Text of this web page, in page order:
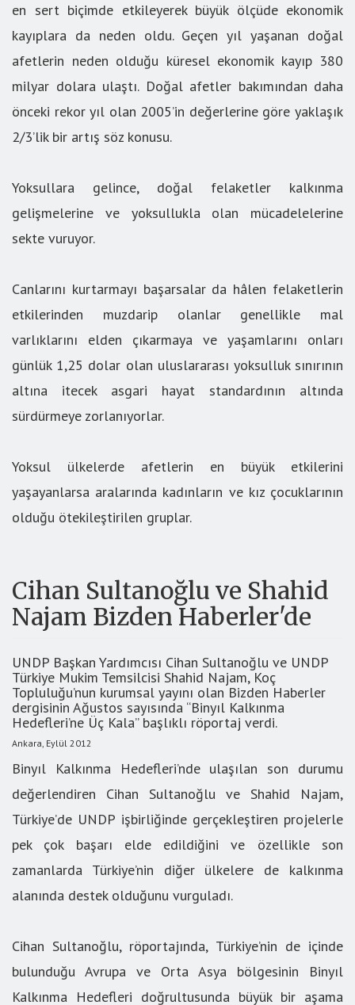
en sert biçimde etkileyerek büyük ölçüde ekonomik
kayıplara da neden oldu. Geçen yıl yaşanan doğal
afetlerin neden olduğu küresel ekonomik kayıp 380
milyar dolara ulaştı. Doğal afetler bakımından daha
önceki rekor yıl olan 2005’in değerlerine göre yaklaşık
2/3’lik bir artış söz konusu.
Yoksullara gelince, doğal felaketler kalkınma
gelişmelerine ve yoksullukla olan mücadelelerine
sekte vuruyor.
Canlarını kurtarmayı başarsalar da hâlen felaketlerin
etkilerinden muzdarip olanlar genellikle mal
varlıklarını elden çıkarmaya ve yaşamlarını onları
günlük 1,25 dolar olan uluslararası yoksulluk sınırının
altına itecek asgari hayat standardının altında
sürdürmeye zorlanıyorlar.
Yoksul ülkelerde afetlerin en büyük etkilerini
yaşayanlarsa aralarında kadınların ve kız çocuklarının
olduğu ötekileştirilen gruplar.
Cihan Sultanoğlu ve Shahid
Najam Bizden Haberler'de
UNDP Başkan Yardımcısı Cihan Sultanoğlu ve UNDP
Türkiye Mukim Temsilcisi Shahid Najam, Koç
Topluluğu’nun kurumsal yayını olan Bizden Haberler
dergisinin Ağustos sayısında “Binyıl Kalkınma
Hedefleri’ne Üç Kala” başlıklı röportaj verdi.
Ankara, Eylül 2012
Binyıl Kalkınma Hedefleri’nde ulaşılan son durumu
değerlendiren Cihan Sultanoğlu ve Shahid Najam,
Türkiye’de UNDP işbirliğinde gerçekleştiren projelerle
pek çok başarı elde edildiğini ve özellikle son
zamanlarda Türkiye’nin diğer ülkelere de kalkınma
alanında destek olduğunu vurguladı.
Cihan Sultanoğlu, röportajında, Türkiye’nin de içinde
bulunduğu Avrupa ve Orta Asya bölgesinin Binyıl
Kalkınma Hedefleri doğrultusunda büyük bir aşama